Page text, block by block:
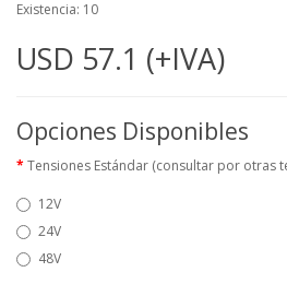
Existencia: 10
USD 57.1 (+IVA)
Opciones Disponibles
Tensiones Estándar (consultar por otras
12V
24V
48V